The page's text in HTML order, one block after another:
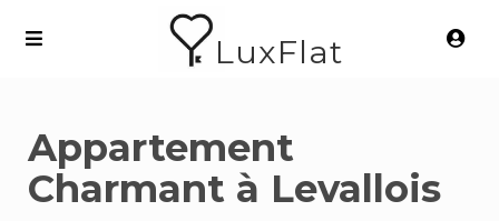
LuxFlat
Appartement
Charmant à Levallois